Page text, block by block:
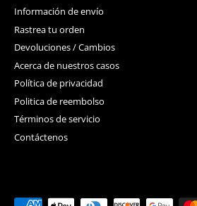
Información de envío
Rastrea tu orden
Devoluciones / Cambios
Acerca de nuestros casos
Política de privacidad
Politica de reembolso
Términos de servicio
Contáctenos